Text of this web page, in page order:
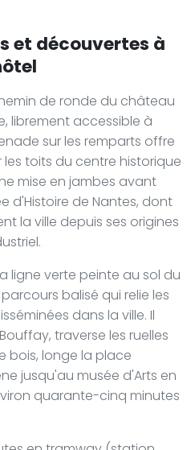
et découvertes à
de ronde du château
librement accessible à
sur les remparts offre
toits du centre historique
mise en jambes avant
d'Histoire de Nantes, dont
la ville depuis ses origines
ligne verte peinte au sol du
balisé qui relie les
dans la ville. Il
traverse les ruelles
bois, longe la place
jusqu'au musée d'Arts en
quarante-cinq minutes